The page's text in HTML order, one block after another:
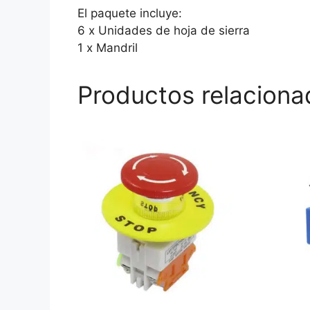
El paquete incluye:
6 x Unidades de hoja de sierra
1 x Mandril
Productos